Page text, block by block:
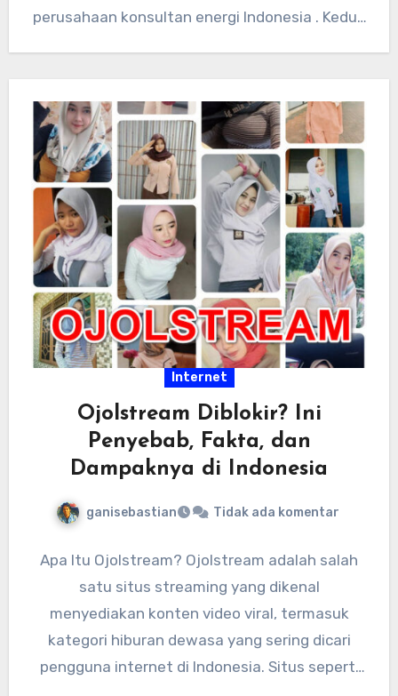
perusahaan konsultan energi Indonesia . Kedua
Internet
Ojolstream Diblokir? Ini
Penyebab, Fakta, dan
Dampaknya di Indonesia
ganisebastian Tidak ada komentar
Apa Itu Ojolstream? Ojolstream adalah salah
satu situs streaming yang dikenal
menyediakan konten video viral, termasuk
kategori hiburan dewasa yang sering dicari
pengguna internet di Indonesia. Situs seperti